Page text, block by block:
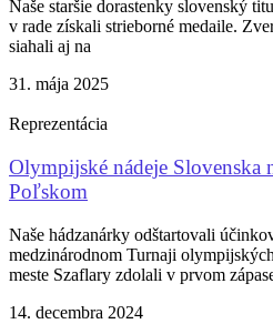
Naše staršie dorastenky slovenský
v rade získali strieborné medaile.
siahali aj na
31. mája 2025
Reprezentácia
Olympijské nádeje Slovenska
Poľskom
Naše hádzanárky odštartovali
medzinárodnom Turnaji
meste Szaflary zdolali v prvom
14. decembra 2024